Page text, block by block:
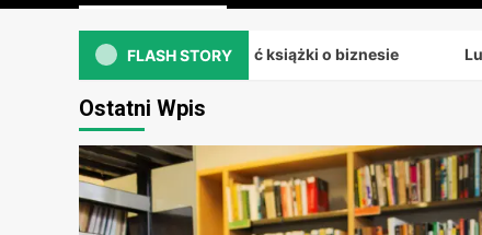
FLASH STORY
Dlaczego warto czytać książki o biznesie Ludzie
Ostatni Wpis